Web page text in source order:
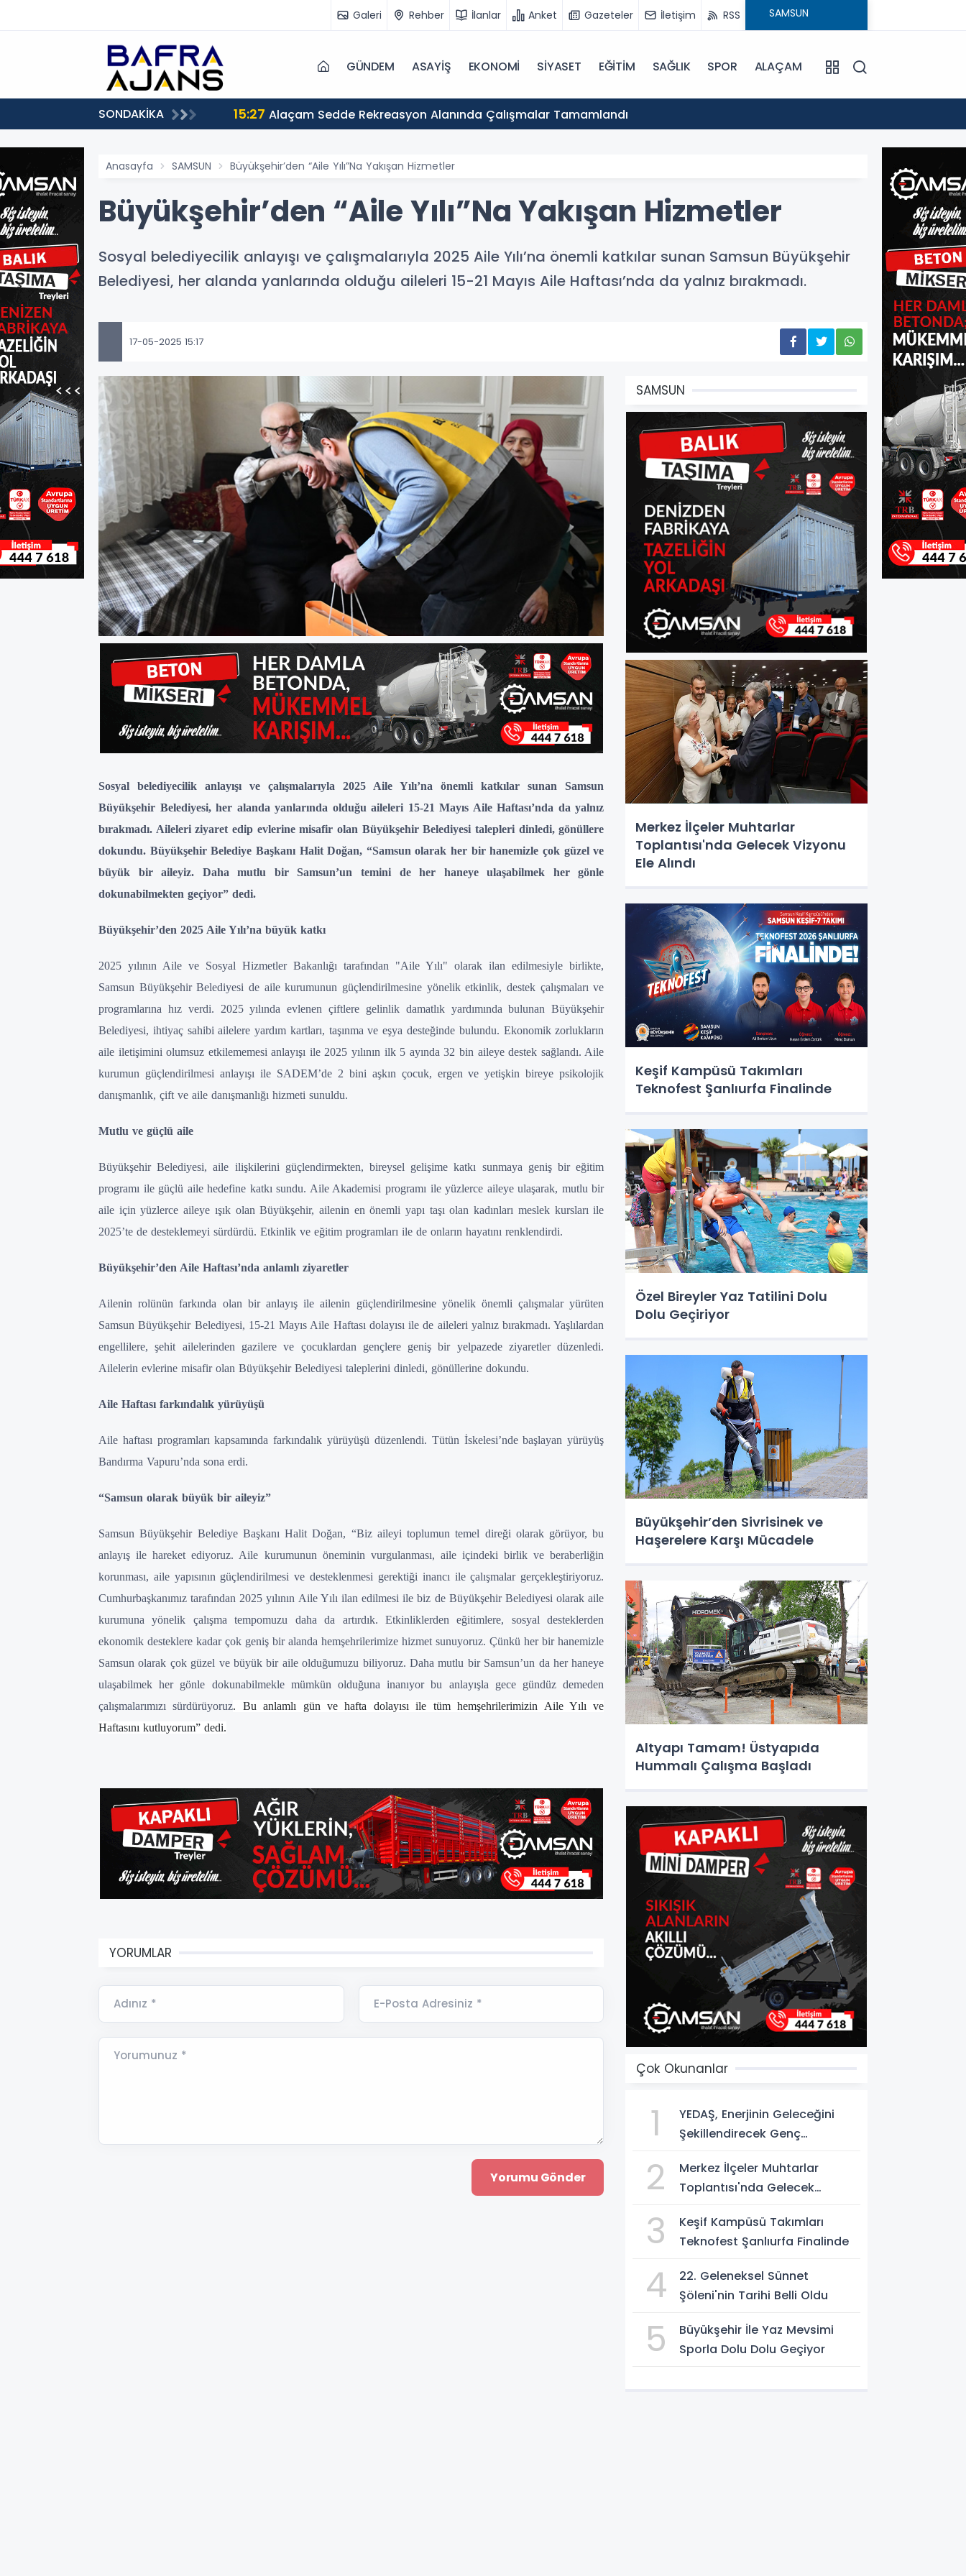
Galeri Rehber İlanlar Anket Gazeteler İletişim RSS
GÜNDEM ASAYİŞ EKONOMİ SİYASET EĞİTİM SAĞLIK SPOR ALAÇAM
SONDAKİKA 15:27 Alaçam Sedde Rekreasyon Alanında Çalışmalar Tamamlandı
Anasayfa SAMSUN Büyükşehir’den “Aile Yılı”Na Yakışan Hizmetler
Büyükşehir’den “Aile Yılı”Na Yakışan Hizmetler
Sosyal belediyecilik anlayışı ve çalışmalarıyla 2025 Aile Yılı’na önemli katkılar sunan Samsun Büyükşehir
Belediyesi, her alanda yanlarında olduğu aileleri 15-21 Mayıs Aile Haftası’nda da yalnız bırakmadı.
17-05-2025 15:17
Sosyal belediyecilik anlayışı ve çalışmalarıyla 2025 Aile Yılı’na önemli katkılar sunan Samsun
Büyükşehir Belediyesi, her alanda yanlarında olduğu aileleri 15-21 Mayıs Aile Haftası’nda da yalnız
bırakmadı. Aileleri ziyaret edip evlerine misafir olan Büyükşehir Belediyesi talepleri dinledi, gönüllere
dokundu. Büyükşehir Belediye Başkanı Halit Doğan, “Samsun olarak her bir hanemizle çok güzel ve
büyük bir aileyiz. Daha mutlu bir Samsun’un temini de her haneye ulaşabilmek her gönle
dokunabilmekten geçiyor” dedi.
Büyükşehir’den 2025 Aile Yılı’na büyük katkı
2025 yılının Aile ve Sosyal Hizmetler Bakanlığı tarafından "Aile Yılı" olarak ilan edilmesiyle birlikte,
Samsun Büyükşehir Belediyesi de aile kurumunun güçlendirilmesine yönelik etkinlik, destek çalışmaları ve
programlarına hız verdi. 2025 yılında evlenen çiftlere gelinlik damatlık yardımında bulunan Büyükşehir
Belediyesi, ihtiyaç sahibi ailelere yardım kartları, taşınma ve eşya desteğinde bulundu. Ekonomik zorlukların
aile iletişimini olumsuz etkilememesi anlayışı ile 2025 yılının ilk 5 ayında 32 bin aileye destek sağlandı. Aile
kurumun güçlendirilmesi anlayışı ile SADEM’de 2 bini aşkın çocuk, ergen ve yetişkin bireye psikolojik
danışmanlık, çift ve aile danışmanlığı hizmeti sunuldu.
Mutlu ve güçlü aile
Büyükşehir Belediyesi, aile ilişkilerini güçlendirmekten, bireysel gelişime katkı sunmaya geniş bir eğitim
programı ile güçlü aile hedefine katkı sundu. Aile Akademisi programı ile yüzlerce aileye ulaşarak, mutlu bir
aile için yüzlerce aileye ışık olan Büyükşehir, ailenin en önemli yapı taşı olan kadınları meslek kursları ile
2025’te de desteklemeyi sürdürdü. Etkinlik ve eğitim programları ile de onların hayatını renklendirdi.
Büyükşehir’den Aile Haftası’nda anlamlı ziyaretler
Ailenin rolünün farkında olan bir anlayış ile ailenin güçlendirilmesine yönelik önemli çalışmalar yürüten
Samsun Büyükşehir Belediyesi, 15-21 Mayıs Aile Haftası dolayısı ile de aileleri yalnız bırakmadı. Yaşlılardan
engellilere, şehit ailelerinden gazilere ve çocuklardan gençlere geniş bir yelpazede ziyaretler düzenledi.
Ailelerin evlerine misafir olan Büyükşehir Belediyesi taleplerini dinledi, gönüllerine dokundu.
Aile Haftası farkındalık yürüyüşü
Aile haftası programları kapsamında farkındalık yürüyüşü düzenlendi. Tütün İskelesi’nde başlayan yürüyüş
Bandırma Vapuru’nda sona erdi.
“Samsun olarak büyük bir aileyiz”
Samsun Büyükşehir Belediye Başkanı Halit Doğan, “Biz aileyi toplumun temel direği olarak görüyor, bu
anlayış ile hareket ediyoruz. Aile kurumunun öneminin vurgulanması, aile içindeki birlik ve beraberliğin
korunması, aile yapısının güçlendirilmesi ve desteklenmesi gerektiği inancı ile çalışmalar gerçekleştiriyoruz.
Cumhurbaşkanımız tarafından 2025 yılının Aile Yılı ilan edilmesi ile biz de Büyükşehir Belediyesi olarak aile
kurumuna yönelik çalışma tempomuzu daha da artırdık. Etkinliklerden eğitimlere, sosyal desteklerden
ekonomik desteklere kadar çok geniş bir alanda hemşehrilerimize hizmet sunuyoruz. Çünkü her bir hanemizle
Samsun olarak çok güzel ve büyük bir aile olduğumuzu biliyoruz. Daha mutlu bir Samsun’un da her haneye
ulaşabilmek her gönle dokunabilmekle mümkün olduğuna inanıyor bu anlayışla gece gündüz demeden
çalışmalarımızı sürdürüyoruz. Bu anlamlı gün ve hafta dolayısı ile tüm hemşehrilerimizin Aile Yılı ve
Haftasını kutluyorum” dedi.
YORUMLAR
Adınız * E-Posta Adresiniz *
Yorumunuz *
SAMSUN
Merkez İlçeler Muhtarlar
Toplantısı'nda Gelecek Vizyonu
Ele Alındı
Keşif Kampüsü Takımları
Teknofest Şanlıurfa Finalinde
Özel Bireyler Yaz Tatilini Dolu
Dolu Geçiriyor
Büyükşehir’den Sivrisinek ve
Haşerelere Karşı Mücadele
Altyapı Tamam! Üstyapıda
Hummalı Çalışma Başladı
Çok Okunanlar
1
YEDAŞ, Enerjinin Geleceğini
Şekillendirecek Genç
2
Merkez İlçeler Muhtarlar
Toplantısı'nda Gelecek
3
Keşif Kampüsü Takımları
Teknofest Şanlıurfa Finalinde
4
22. Geleneksel Sünnet
Şöleni'nin Tarihi Belli Oldu
5
Büyükşehir İle Yaz Mevsimi
Sporla Dolu Dolu Geçiyor